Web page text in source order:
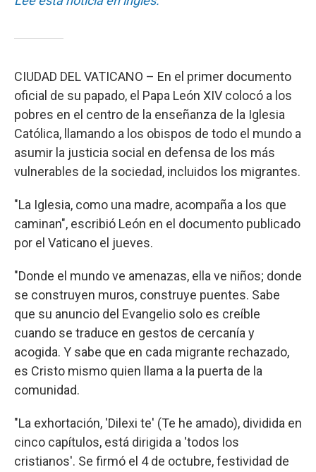
CIUDAD DEL VATICANO – En el primer documento
oficial de su papado, el Papa León XIV colocó a los
pobres en el centro de la enseñanza de la Iglesia
Católica, llamando a los obispos de todo el mundo a
asumir la justicia social en defensa de los más
vulnerables de la sociedad, incluidos los migrantes.
"La Iglesia, como una madre, acompaña a los que
caminan", escribió León en el documento publicado
por el Vaticano el jueves.
"Donde el mundo ve amenazas, ella ve niños; donde
se construyen muros, construye puentes. Sabe
que su anuncio del Evangelio solo es creíble
cuando se traduce en gestos de cercanía y
acogida. Y sabe que en cada migrante rechazado,
es Cristo mismo quien llama a la puerta de la
comunidad.
"La exhortación, 'Dilexi te' (Te he amado), dividida en
cinco capítulos, está dirigida a 'todos los
cristianos'. Se firmó el 4 de octubre, festividad de